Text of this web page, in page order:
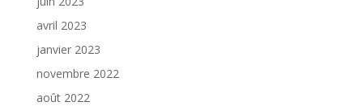
avril 2023
janvier 2023
novembre 2022
août 2022